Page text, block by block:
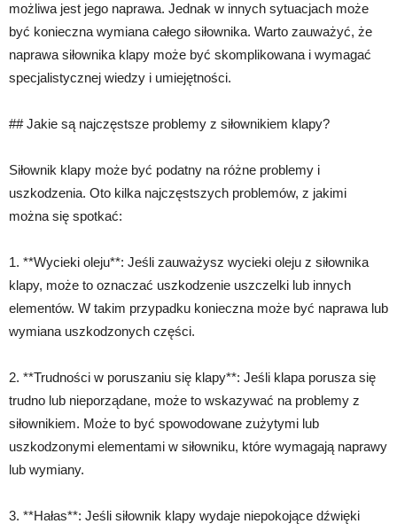
możliwa jest jego naprawa. Jednak w innych sytuacjach może
być konieczna wymiana całego siłownika. Warto zauważyć, że
naprawa siłownika klapy może być skomplikowana i wymagać
specjalistycznej wiedzy i umiejętności.
## Jakie są najczęstsze problemy z siłownikiem klapy?
Siłownik klapy może być podatny na różne problemy i
uszkodzenia. Oto kilka najczęstszych problemów, z jakimi
można się spotkać:
1. **Wycieki oleju**: Jeśli zauważysz wycieki oleju z siłownika
klapy, może to oznaczać uszkodzenie uszczelki lub innych
elementów. W takim przypadku konieczna może być naprawa lub
wymiana uszkodzonych części.
2. **Trudności w poruszaniu się klapy**: Jeśli klapa porusza się
trudno lub nieporządane, może to wskazywać na problemy z
siłownikiem. Może to być spowodowane zużytymi lub
uszkodzonymi elementami w siłowniku, które wymagają naprawy
lub wymiany.
3. **Hałas**: Jeśli siłownik klapy wydaje niepokojące dźwięki